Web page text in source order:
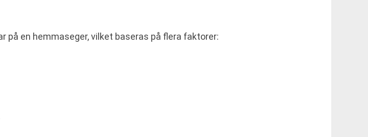
på en hemmaseger, vilket baseras på flera faktorer: